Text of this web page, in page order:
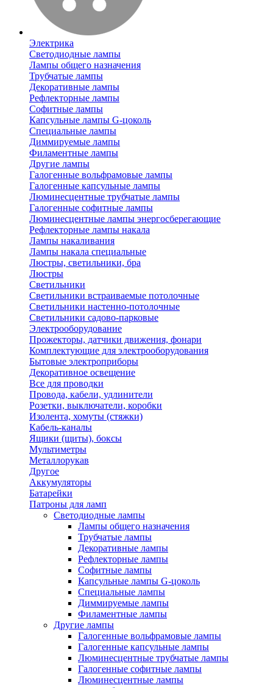
Электрика
Светодиодные лампы
Лампы общего назначения
Трубчатые лампы
Декоративные лампы
Рефлекторные лампы
Софитные лампы
Капсульные лампы G-цоколь
Специальные лампы
Диммируемые лампы
Филаментные лампы
Другие лампы
Галогенные вольфрамовые лампы
Галогенные капсульные лампы
Люминесцентные трубчатые лампы
Галогенные софитные лампы
Люминесцентные лампы энергосберегающие
Рефлекторные лампы накала
Лампы накаливания
Лампы накала специальные
Люстры, светильники, бра
Люстры
Светильники
Светильники встраиваемые потолочные
Светильники настенно-потолочные
Светильники садово-парковые
Электрооборудование
Прожекторы, датчики движения, фонари
Комплектующие для электрооборудования
Бытовые электроприборы
Декоративное освещение
Все для проводки
Провода, кабели, удлинители
Розетки, выключатели, коробки
Изолента, хомуты (стяжки)
Кабель-каналы
Ящики (щиты), боксы
Мультиметры
Металлорукав
Другое
Аккумуляторы
Батарейки
Патроны для ламп
Светодиодные лампы
Лампы общего назначения
Трубчатые лампы
Декоративные лампы
Рефлекторные лампы
Софитные лампы
Капсульные лампы G-цоколь
Специальные лампы
Диммируемые лампы
Филаментные лампы
Другие лампы
Галогенные вольфрамовые лампы
Галогенные капсульные лампы
Люминесцентные трубчатые лампы
Галогенные софитные лампы
Люминесцентные лампы